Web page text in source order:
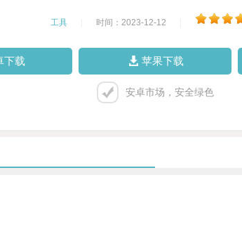
工具 时间：2023-12-12
下载 苹果下载
安卓市场，安全绿色